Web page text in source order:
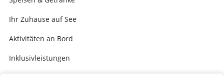
Ihr Zuhause auf See
Aktivitäten an Bord
Inklusivleistungen